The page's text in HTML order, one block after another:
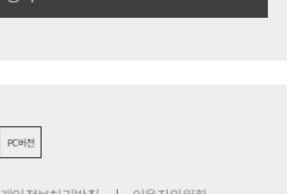
PC버전